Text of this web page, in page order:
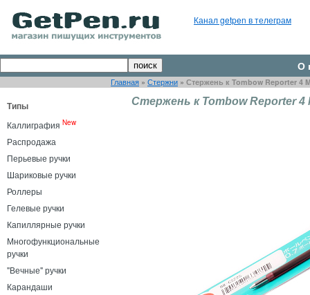
Канал getpen в телеграм
О
Главная » Стержни » Стержень к Tombow Reporter 4
Типы
Каллиграфия New
Распродажа
Перьевые ручки
Шариковые ручки
Роллеры
Гелевые ручки
Капиллярные ручки
Многофункциональные
ручки
"Вечные" ручки
Карандаши
Стержень к Tombow Reporter 4